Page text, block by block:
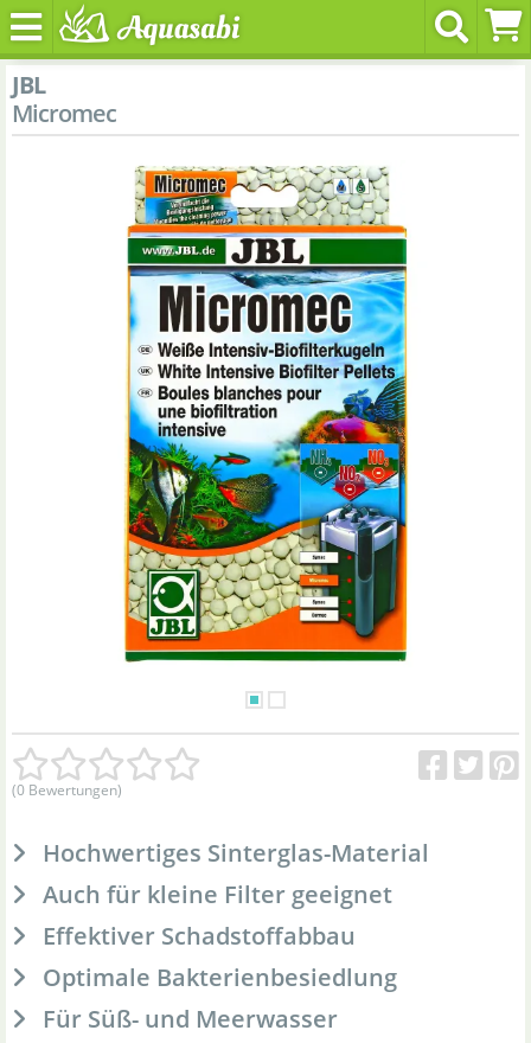
JBL
Micromec
(0 Bewertungen)
Hochwertiges Sinterglas-Material
Auch für kleine Filter geeignet
Effektiver Schadstoffabbau
Optimale Bakterienbesiedlung
Für Süß- und Meerwasser